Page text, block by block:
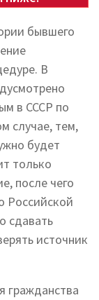
бывшего
В
в СССР по
случае, тем,
будет
только
после чего
Российской
сдавать
источник
гражданства